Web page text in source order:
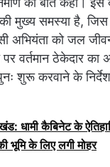
की मुख्य समस्या है, जिस
अभियंता को जल
पर वर्तमान ठेकेदार
शुरू करवाने के
धामी कैबिनेट के
भूमि के लिए लगी मोहर